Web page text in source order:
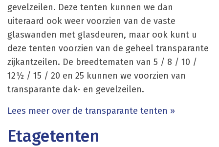
gevelzeilen. Deze tenten kunnen we dan
uiteraard ook weer voorzien van de vaste
glaswanden met glasdeuren, maar ook kunt u
deze tenten voorzien van de geheel transparante
zijkantzeilen. De breedtematen van 5 / 8 / 10 /
12½ / 15 / 20 en 25 kunnen we voorzien van
transparante dak- en gevelzeilen.
Lees meer over de transparante tenten »
Etagetenten